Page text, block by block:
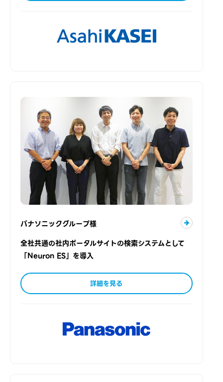
パナソニックグループ様
全社共通の社内ポータルサイトの検索システムとして
「Neuron ES」を導入
詳細を見る